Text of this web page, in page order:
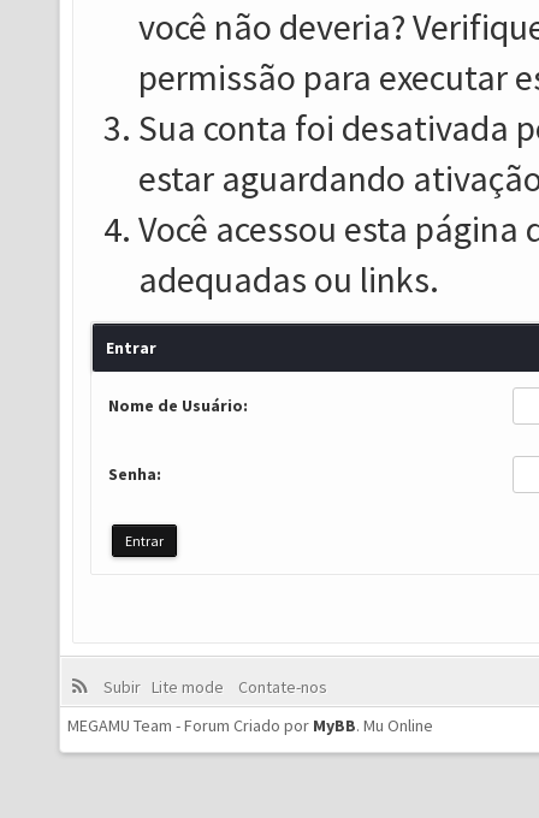
você não deveria?
permissão para executar
Sua conta foi desativada
estar aguardando
Você acessou esta
adequadas ou links.
Entrar
Nome de Usuário:
Senha:
Subir Lite mode
Contate-nos
MEGAMU Team - Forum Criado por MyBB. Mu Online